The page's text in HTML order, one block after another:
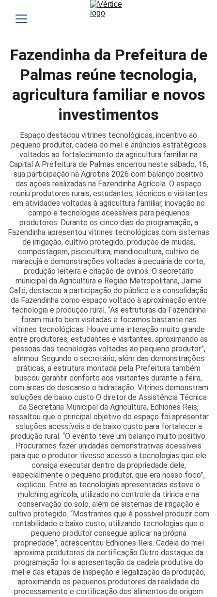
Fazendinha da Prefeitura de
Palmas reúne tecnologia,
agricultura familiar e novos
investimentos
Espaço destacou vitrines tecnológicas, incentivo ao
pequeno produtor, cadeia do mel e anúncios estratégicos
voltados ao fortalecimento da agricultura familiar na
Capital A Prefeitura de Palmas encerrou neste sábado, 16,
sua participação na Agrotins 2026 com balanço positivo
das ações realizadas na Fazendinha Agrícola. O espaço
reuniu produtores rurais, estudantes, técnicos e visitantes
em atividades voltadas à agricultura familiar, inovação no
campo e tecnologias acessíveis para pequenos
produtores. Durante os cinco dias de programação, a
Fazendinha apresentou vitrines tecnológicas com sistemas
de irrigação, cultivo protegido, produção de mudas,
compostagem, piscicultura, mandiocultura, cultivo de
maracujá e demonstrações voltadas à pecuária de corte,
produção leiteira e criação de ovinos. O secretário
municipal da Agricultura e Região Metropolitana, Jaime
Café, destacou a participação do público e a consolidação
da Fazendinha como espaço voltado à aproximação entre
tecnologia e produção rural. “As estruturas da Fazendinha
foram muito bem visitadas e focamos bastante nas
vitrines tecnológicas. Houve uma interação muito grande
entre produtores, estudantes e visitantes, aproximando as
pessoas das tecnologias voltadas ao pequeno produtor”,
afirmou. Segundo o secretário, além das demonstrações
práticas, a estrutura montada pela Prefeitura também
buscou garantir conforto aos visitantes durante a feira,
com áreas de descanso e hidratação. Vitrines demonstram
soluções de baixo custo O diretor de Assistência Técnica
da Secretaria Municipal da Agricultura, Edhiones Reis,
ressaltou que o principal objetivo do espaço foi apresentar
soluções acessíveis e de baixo custo para fortalecer a
produção rural. “O evento teve um balanço muito positivo.
Procuramos fazer unidades demonstrativas acessíveis
para que o produtor tivesse acesso a tecnologias que ele
consiga executar dentro da propriedade dele,
especialmente o pequeno produtor, que era nosso foco”,
explicou. Entre as tecnologias apresentadas esteve o
mulching agrícola, utilizado no controle da tiririca e na
conservação do solo, além de sistemas de irrigação e
cultivo protegido. “Mostramos que é possível produzir com
rentabilidade e baixo custo, utilizando tecnologias que o
pequeno produtor consegue aplicar na própria
propriedade”, acrescentou Edhiones Reis. Cadeia do mel
aproxima produtores da certificação Outro destaque da
programação foi a apresentação da cadeia produtiva do
mel e das etapas de inspeção e legalização da produção,
aproximando os pequenos produtores da realidade do
processamento e certificação dos alimentos de origem